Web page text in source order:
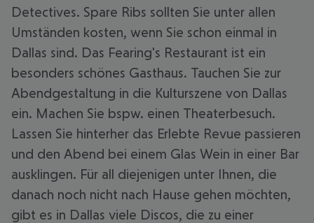
Detectives. Spare Ribs sollten Sie unter allen
Umständen kosten, wenn Sie schon einmal in
Dallas sind. Das Fearing's Restaurant ist ein
besonders schönes Gasthaus. Tauchen Sie zur
Abendgestaltung in die Kulturszene von Dallas
ein. Machen Sie bspw. einen Theaterbesuch.
Lassen Sie hinterher das Erlebte Revue passieren
und den Abend bei einem Glas Wein in einer Bar
ausklingen. Für all diejenigen unter Ihnen, die
danach noch nicht nach Hause gehen möchten,
gibt es in Dallas viele Discos, die zu einer